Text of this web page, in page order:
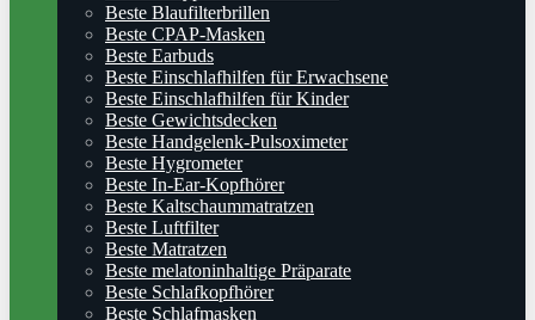
Beste Blaufilterbrillen
Beste CPAP-Masken
Beste Earbuds
Beste Einschlafhilfen für Erwachsene
Beste Einschlafhilfen für Kinder
Beste Gewichtsdecken
Beste Handgelenk-Pulsoximeter
Beste Hygrometer
Beste In-Ear-Kopfhörer
Beste Kaltschaummatratzen
Beste Luftfilter
Beste Matratzen
Beste melatoninhaltige Präparate
Beste Schlafkopfhörer
Beste Schlafmasken